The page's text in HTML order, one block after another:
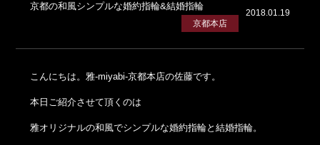
京都の和風シンプルな婚約指輪&結婚指輪
2018.01.19
京都本店
こんにちは。雅-miyabi-京都本店の佐藤です。
本日ご紹介させて頂くのは
雅オリジナルの和風でシンプルな婚約指輪と結婚指輪。